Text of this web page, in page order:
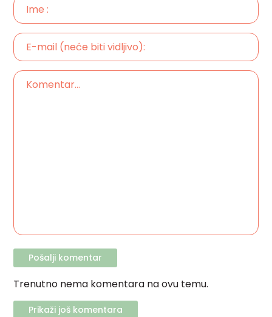
Trenutno nema komentara na ovu temu.
Prikaži još komentara